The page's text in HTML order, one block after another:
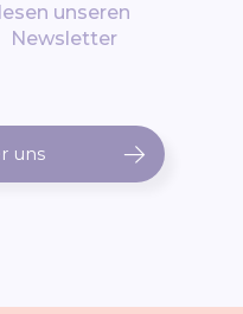
lesen unseren
Newsletter
uns